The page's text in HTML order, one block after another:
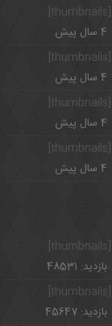
4 سال پیش
[thumbnails]
4 سال پیش
4 سال پیش
4 سال پیش
بازدید: 48531
[thumbnails]
بازدید: 45647